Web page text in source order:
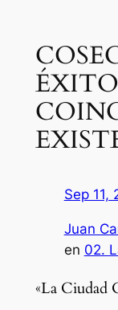
Sep 11,
Juan
en 02.
«La Ciudad